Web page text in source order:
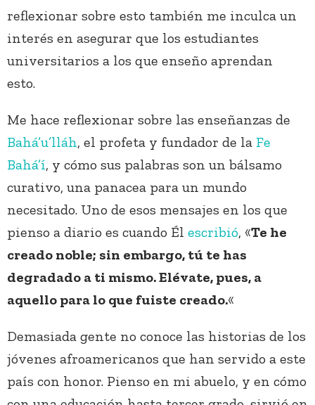
reflexionar sobre esto también me inculca un
interés en asegurar que los estudiantes
universitarios a los que enseño aprendan
esto.
Me hace reflexionar sobre las enseñanzas de
Bahá’u’lláh, el profeta y fundador de la Fe
Bahá’í, y cómo sus palabras son un bálsamo
curativo, una panacea para un mundo
necesitado. Uno de esos mensajes en los que
pienso a diario es cuando Él escribió, «Te he
creado noble; sin embargo, tú te has
degradado a ti mismo. Elévate, pues, a
aquello para lo que fuiste creado.«
Demasiada gente no conoce las historias de los
jóvenes afroamericanos que han servido a este
país con honor. Pienso en mi abuelo, y en cómo